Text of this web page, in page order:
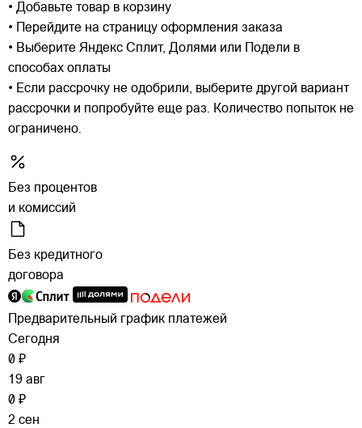
• Добавьте товар в корзину
• Перейдите на страницу оформления заказа
• Выберите Яндекс Сплит, Долями или Подели в
способах оплаты
• Если рассрочку не одобрили, выберите другой вариант
рассрочки и попробуйте еще раз. Количество попыток не
ограничено.
Без процентов
и комиссий
Без кредитного
договора
Предварительный график платежей
Сегодня
0 ₽
19 авг
0 ₽
2 сен